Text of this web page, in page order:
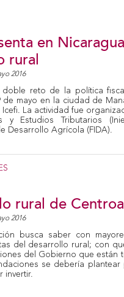
en
rural
2016
doble reto de la política
de mayo en la ciudad de
La actividad fue
y Estudios Tributarios
Desarrollo Agrícola (FIDA).
rural de
2016
busca saber con
del desarrollo rural; con
del Gobierno que
se debería
invertir.